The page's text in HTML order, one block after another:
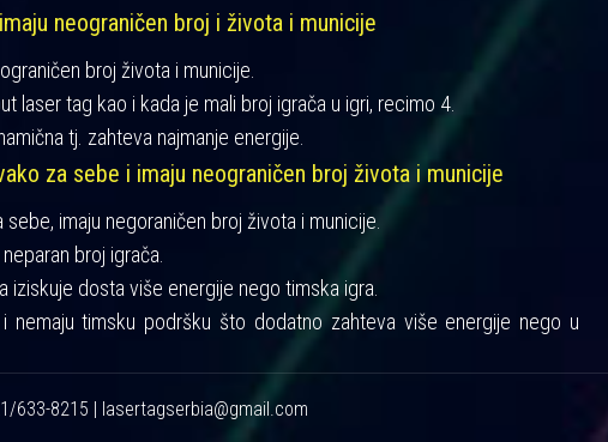
neograničen broj i života i municije
broj života i municije.
laser tag kao i kada je mali broj igrača u igri, recimo 4.
tj. zahteva najmanje energije.
za sebe i imaju neograničen broj života i municije
imaju negoraničen broj života i municije.
broj igrača.
iziskuje dosta više energije nego timska igra.
timsku podršku što dodatno zahteva više energije nego u
633-8215 | lasertagserbia@gmail.com